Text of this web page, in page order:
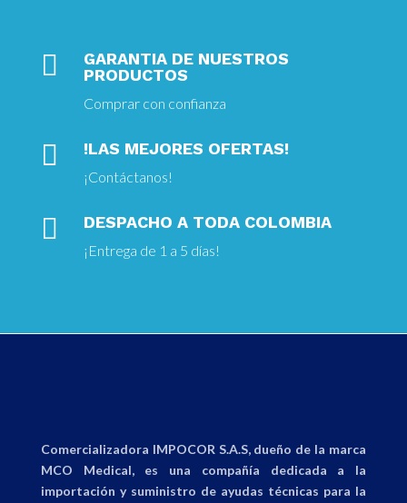

GARANTIA DE NUESTROS
PRODUCTOS
Comprar con confianza
 !LAS MEJORES OFERTAS!
¡Contáctanos!
 DESPACHO A TODA COLOMBIA
¡Entrega de 1 a 5 días!
Comercializadora IMPOCOR S.A.S, dueño de la marca
MCO Medical, es una compañía dedicada a la
importación y suministro de ayudas técnicas para la